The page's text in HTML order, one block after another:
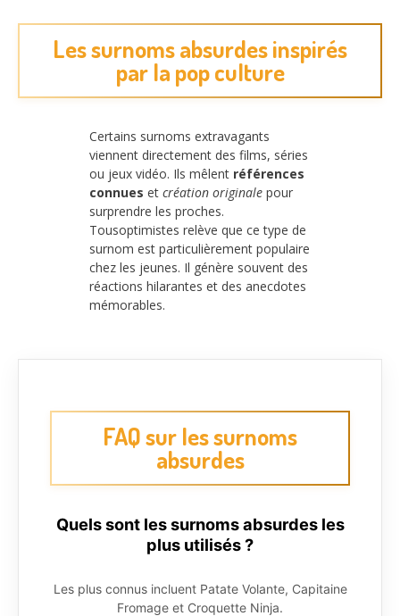
Les surnoms absurdes inspirés
par la pop culture
Certains surnoms extravagants
viennent directement des films, séries
ou jeux vidéo. Ils mêlent références
connues et création originale pour
surprendre les proches.
Tousoptimistes relève que ce type de
surnom est particulièrement populaire
chez les jeunes. Il génère souvent des
réactions hilarantes et des anecdotes
mémorables.
FAQ sur les surnoms
absurdes
Quels sont les surnoms absurdes les
plus utilisés ?
Les plus connus incluent Patate Volante, Capitaine
Fromage et Croquette Ninja.